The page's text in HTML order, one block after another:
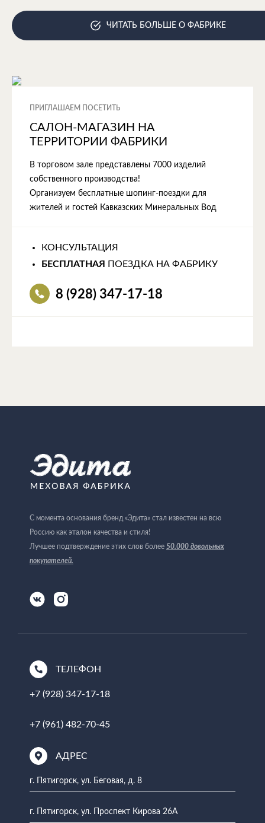
ЧИТАТЬ БОЛЬШЕ О ФАБРИКЕ
ПРИГЛАШАЕМ ПОСЕТИТЬ
САЛОН-МАГАЗИН НА
ТЕРРИТОРИИ ФАБРИКИ
В торговом зале представлены 7000 изделий
собственного производства!
Организуем бесплатные шопинг-поездки для
жителей и гостей Кавказских Минеральных Вод
КОНСУЛЬТАЦИЯ
БЕСПЛАТНАЯ
ПОЕЗДКА НА ФАБРИКУ
8 (928) 347-17-18
С момента основания бренд «Эдита» стал известен на всю
Россию как эталон качества и стиля!
Лучшее подтверждение этих слов более 50.000 довольных
покупателей.
ТЕЛЕФОН
+7 (928) 347-17-18
+7 (961) 482-70-45
АДРЕС
г. Пятигорск, ул. Беговая, д. 8
г. Пятигорск, ул. Проспект Кирова 26А